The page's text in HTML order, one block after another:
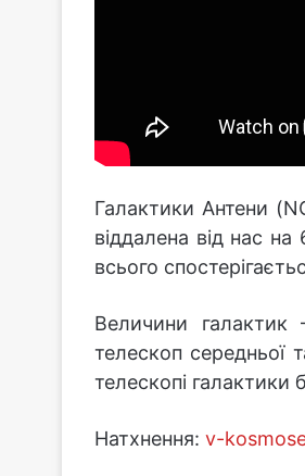
Галактики Антени
віддалена від нас
всього
Величини
телескоп середньої
телескопі
Натхнення: v-